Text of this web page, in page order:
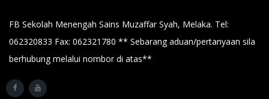
FB Sekolah Menengah Sains Muzaffar Syah, Melaka. Tel:
062320833 Fax: 062321780 ** Sebarang aduan/pertanyaan sila
berhubung melalui nombor di atas**